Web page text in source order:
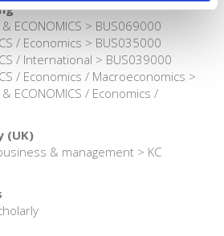
ECONOMICS > BUS069000
/ Economics > BUS035000
/ International > BUS039000
/ Economics / Macroeconomics >
ECONOMICS / Economics /
(UK)
& management > KC